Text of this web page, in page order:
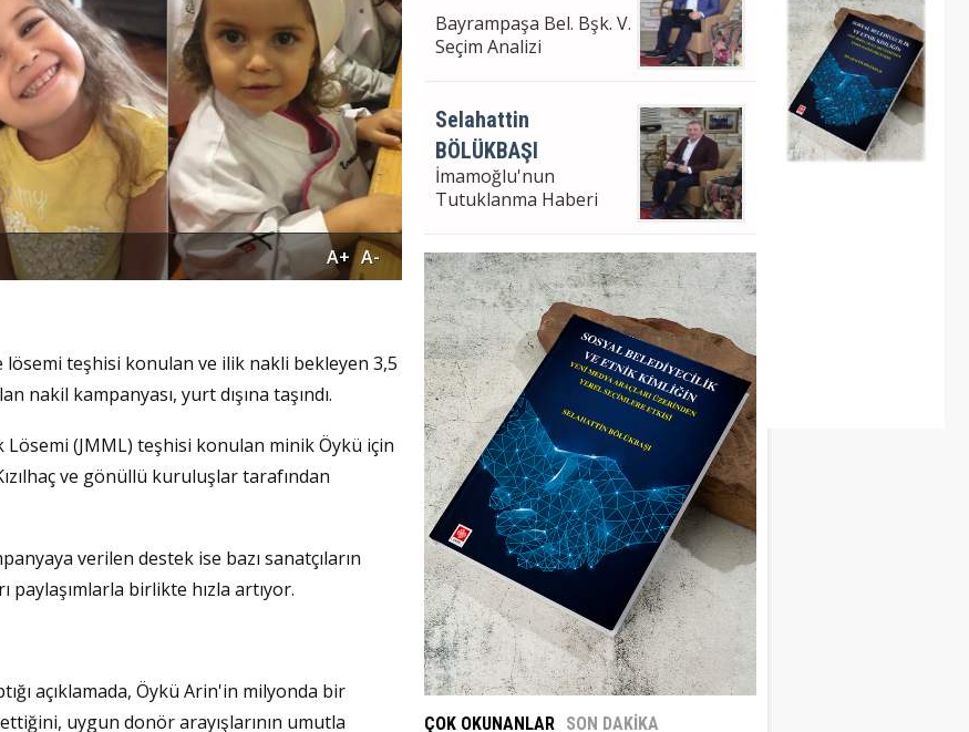
A-
A+
lösemi teşhisi konulan ve ilik nakli bekleyen 3,5
nakil kampanyası, yurt dışına taşındı.
Lösemi (JMML) teşhisi konulan minik Öykü için
ve gönüllü kuruluşlar tarafından
verilen destek ise bazı sanatçıların
paylaşımlarla birlikte hızla artıyor.
açıklamada, Öykü Arin'in milyonda bir
uygun donör arayışlarının umutla
Bayrampaşa Bel. Bşk. V.
Seçim Analizi
İmamoğlu'nun
Tutuklanma Haberi
Selahattin
BÖLÜKBAŞI
Bayrampaşa Bel. Bşk. V.
Seçim Analizi
Selahattin Bölükbaşı
ÇOK OKUNANLAR SON DAKİKA